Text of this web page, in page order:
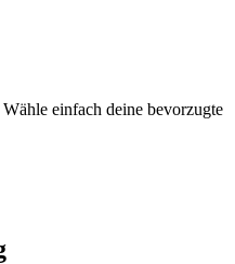
einfach deine bevorzugte